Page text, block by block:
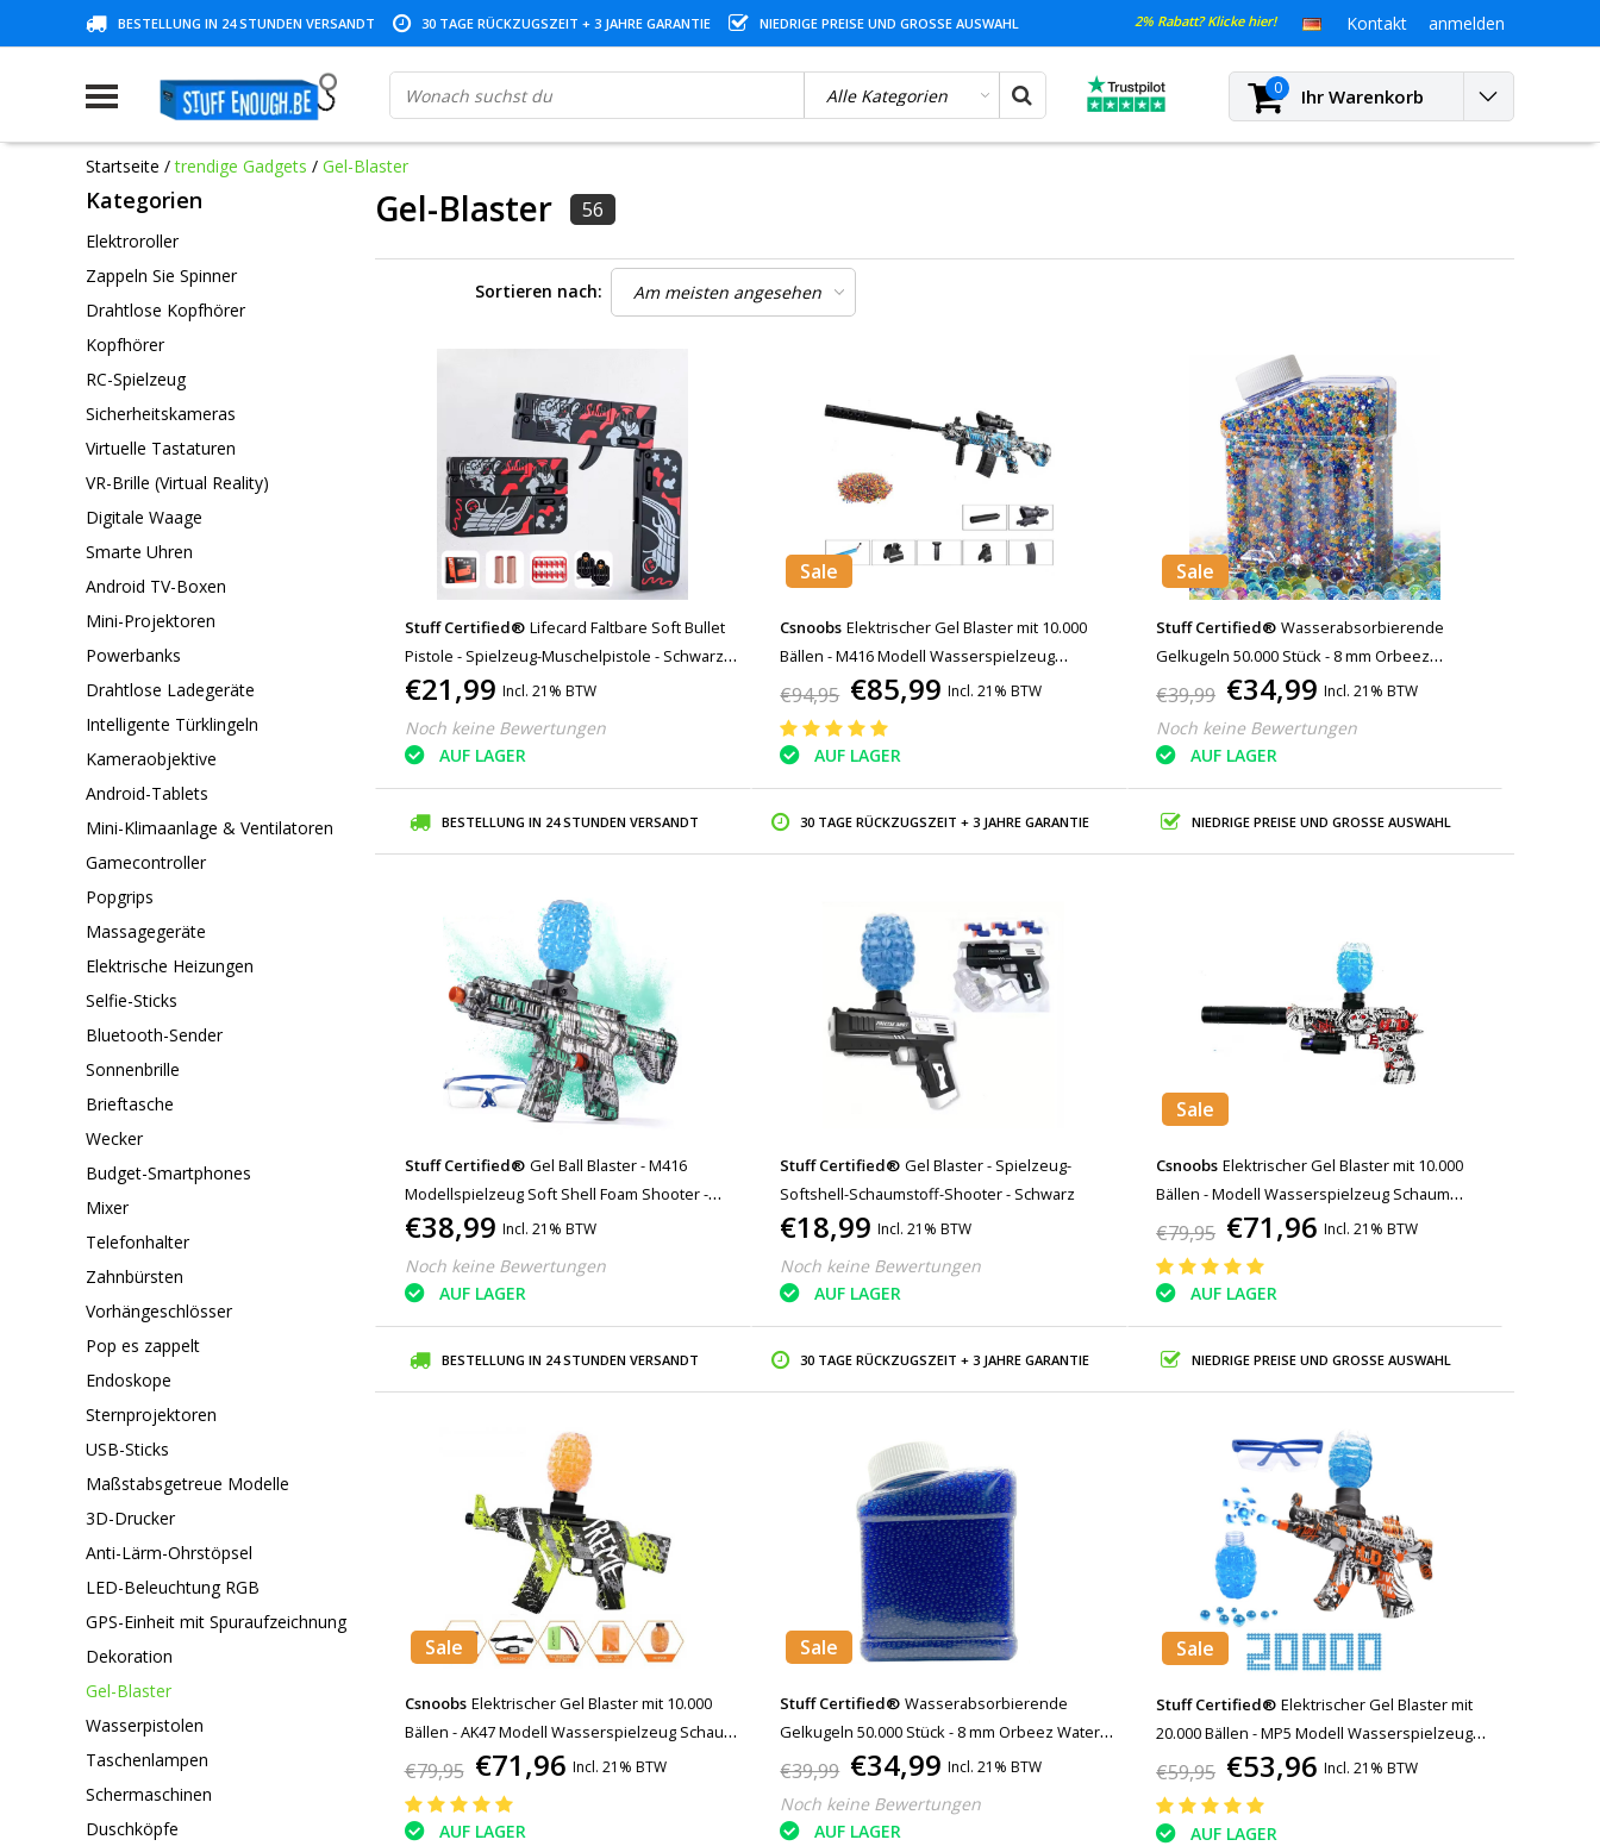
BESTELLUNG IN 24 STUNDEN VERSANDT 30 TAGE RÜCKZUGSZEIT + 3 JAHRE GARANTIE NIEDRIGE PREISE UND GROSSE AUSWAHL 2% Rabatt? Klicke hier! Kontakt anmelden
0 Ihr Warenkorb
Startseite /trendige Gadgets / Gel-Blaster
Kategorien
Elektroroller
Zappeln Sie Spinner
Drahtlose Kopfhörer
Kopfhörer
RC-Spielzeug
Sicherheitskameras
Virtuelle Tastaturen
VR-Brille (Virtual Reality)
Digitale Waage
Smarte Uhren
Android TV-Boxen
Mini-Projektoren
Powerbanks
Drahtlose Ladegeräte
Intelligente Türklingeln
Kameraobjektive
Android-Tablets
Mini-Klimaanlage & Ventilatoren
Gamecontroller
Popgrips
Massagegeräte
Elektrische Heizungen
Selfie-Sticks
Bluetooth-Sender
Sonnenbrille
Brieftasche
Wecker
Budget-Smartphones
Mixer
Telefonhalter
Zahnbürsten
Vorhängeschlösser
Pop es zappelt
Endoskope
Sternprojektoren
USB-Sticks
Maßstabsgetreue Modelle
3D-Drucker
Anti-Lärm-Ohrstöpsel
LED-Beleuchtung RGB
GPS-Einheit mit Spuraufzeichnung
Dekoration
Gel-Blaster
Wasserpistolen
Taschenlampen
Schermaschinen
Duschköpfe
Gel-Blaster 56
Sortieren nach:
Stuff Certified® Lifecard Faltbare Soft Bullet
Pistole - Spielzeug-Muschelpistole - Schwarz
Grau Rot
€21,99 Incl. 21% BTW
Noch keine Bewertungen
AUF LAGER
Sale
Csnoobs Elektrischer Gel Blaster mit 10.000
Bällen - M416 Modell Wasserspielzeug
Schaum Shooter Blau
€94,95 €85,99 Incl. 21% BTW
AUF LAGER
Sale
Stuff Certified® Wasserabsorbierende
Gelkugeln 50.000 Stück - 8 mm Orbeez
Wasserperlen Farbmischung
€39,99 €34,99 Incl. 21% BTW
Noch keine Bewertungen
AUF LAGER
BESTELLUNG IN 24 STUNDEN VERSANDT 30 TAGE RÜCKZUGSZEIT + 3 JAHRE GARANTIE NIEDRIGE PREISE UND GROSSE AUSWAHL
Stuff Certified® Gel Ball Blaster - M416
Modellspielzeug Soft Shell Foam Shooter -
Aqua
€38,99 Incl. 21% BTW
Noch keine Bewertungen
AUF LAGER
Stuff Certified® Gel Blaster - Spielzeug-
Softshell-Schaumstoff-Shooter - Schwarz
€18,99 Incl. 21% BTW
Noch keine Bewertungen
AUF LAGER
Sale
Csnoobs Elektrischer Gel Blaster mit 10.000
Bällen - Modell Wasserspielzeug Schaum
Shooter Rot
€79,95 €71,96 Incl. 21% BTW
AUF LAGER
BESTELLUNG IN 24 STUNDEN VERSANDT 30 TAGE RÜCKZUGSZEIT + 3 JAHRE GARANTIE NIEDRIGE PREISE UND GROSSE AUSWAHL
Sale
Csnoobs Elektrischer Gel Blaster mit 10.000
Bällen - AK47 Modell Wasserspielzeug Schaum
Shooter Grün
€79,95 €71,96 Incl. 21% BTW
AUF LAGER
Sale
Stuff Certified® Wasserabsorbierende
Gelkugeln 50.000 Stück - 8 mm Orbeez Water
Pearls Blue
€39,99 €34,99 Incl. 21% BTW
Noch keine Bewertungen
AUF LAGER
Sale
Stuff Certified® Elektrischer Gel Blaster mit
20.000 Bällen - MP5 Modell Wasserspielzeug
Schaum Shooter Orange
€59,95 €53,96 Incl. 21% BTW
AUF LAGER